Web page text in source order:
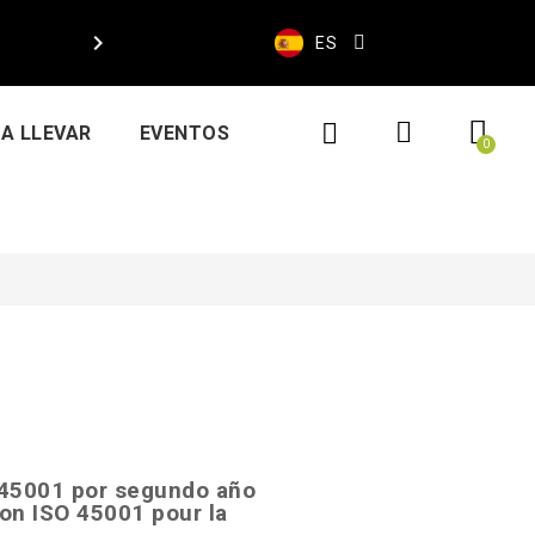
 ES
LLEVAR EVENTOS
por segundo año
ISO 45001 pour la